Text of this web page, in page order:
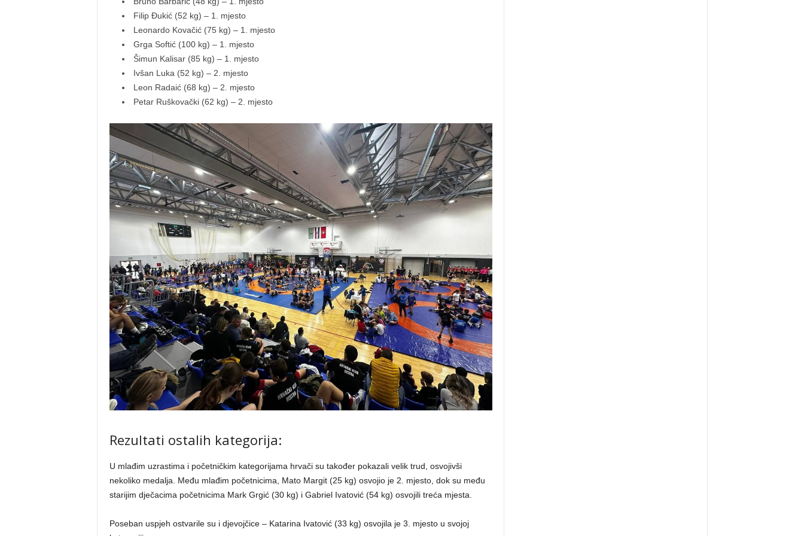
Filip Đukić (52 kg) – 1. mjesto
Leonardo Kovačić (75 kg) – 1. mjesto
Grga Softić (100 kg) – 1. mjesto
Šimun Kalisar (85 kg) – 1. mjesto
Ivšan Luka (52 kg) – 2. mjesto
Leon Radaić (68 kg) – 2. mjesto
Petar Ruškovački (62 kg) – 2. mjesto
Rezultati ostalih kategorija:
U mlađim uzrastima i početničkim kategorijama hrvači su također pokazali velik trud, osvojivši
nekoliko medalja. Među mlađim početnicima, Mato Margit (25 kg) osvojio je 2. mjesto, dok su među
starijim dječacima početnicima Mark Grgić (30 kg) i Gabriel Ivatović (54 kg) osvojili treća mjesta.
Poseban uspjeh ostvarile su i djevojčice – Katarina Ivatović (33 kg) osvojila je 3. mjesto u svojoj